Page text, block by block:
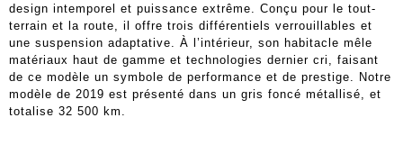
design intemporel et puissance extrême. Conçu pour le tout-
terrain et la route, il offre trois différentiels verrouillables et
une suspension adaptative. À l’intérieur, son habitacle mêle
matériaux haut de gamme et technologies dernier cri, faisant
de ce modèle un symbole de performance et de prestige. Notre
modèle de 2019 est présenté dans un gris foncé métallisé, et
totalise 32 500 km.